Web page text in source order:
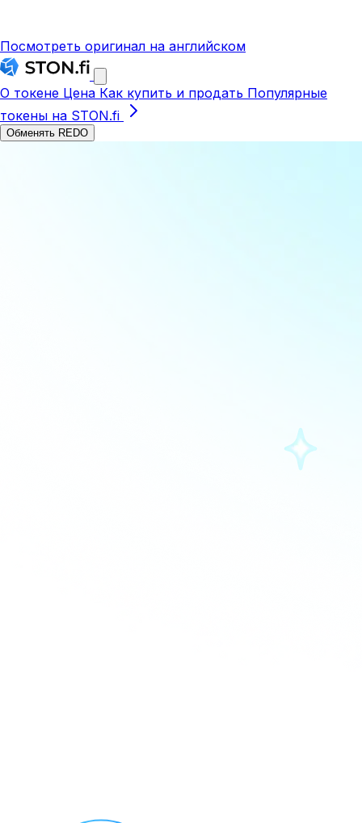
Посмотреть оригинал на английском
О токене Цена Как купить и продать Популярные
токены на STON.fi
Обменять REDO